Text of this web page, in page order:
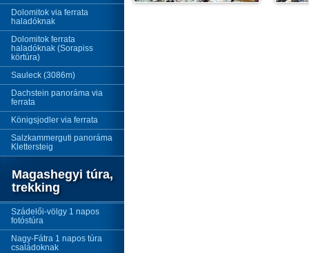
Dolomitok via ferrata
haladóknak
Dolomitok ferrata
haladóknak (Sorapiss
körtúra)
Sauleck (3086m)
Dachstein panoráma via
ferrata
Königsjodler via ferrata
Salzkammerguti panoráma
Klettersteig
Magashegyi túra,
trekking
Szádelői-völgy 1 napos
fotóstúra
Nagy-Fátra 1 napos túra
családoknak